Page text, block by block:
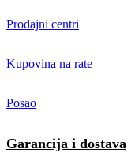
Prodajni centri
Kupovina na rate
Posao
Garancija i dostava